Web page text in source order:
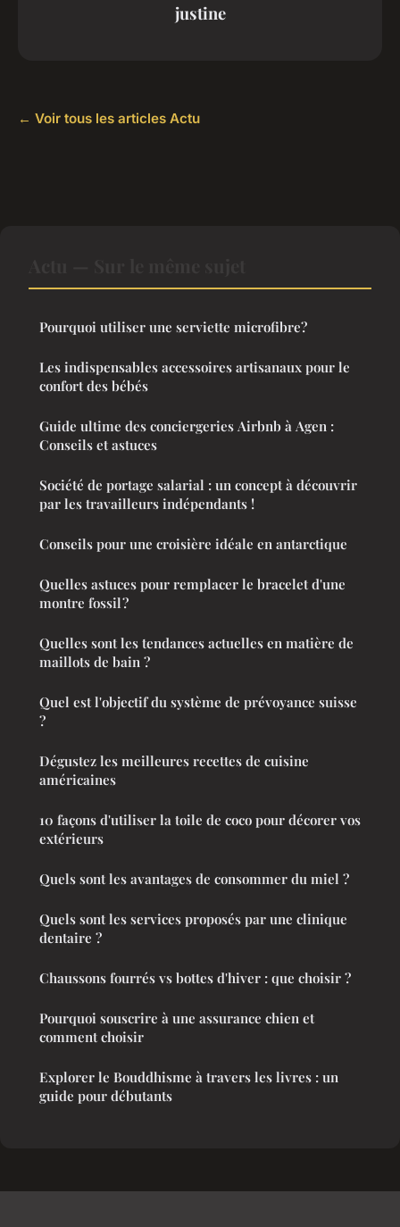
justine
← Voir tous les articles Actu
Pourquoi utiliser une serviette microfibre?
Les indispensables accessoires artisanaux pour le
confort des bébés
Guide ultime des conciergeries Airbnb à Agen :
Conseils et astuces
Société de portage salarial : un concept à découvrir
par les travailleurs indépendants !
Conseils pour une croisière idéale en antarctique
Quelles astuces pour remplacer le bracelet d'une
montre fossil ?
Quelles sont les tendances actuelles en matière de
maillots de bain ?
Quel est l'objectif du système de prévoyance suisse
?
Dégustez les meilleures recettes de cuisine
américaines
10 façons d'utiliser la toile de coco pour décorer vos
extérieurs
Quels sont les avantages de consommer du miel ?
Quels sont les services proposés par une clinique
dentaire ?
Chaussons fourrés vs bottes d'hiver : que choisir ?
Pourquoi souscrire à une assurance chien et
comment choisir
Explorer le Bouddhisme à travers les livres : un
guide pour débutants